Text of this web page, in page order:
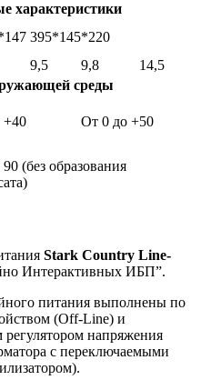
характеристики
395*145*220
9,5 9,8
14,5
среды
+40 От 0 до +50
(без образования
Stark Country Line-
Интерактивных ИБП”.
питания выполнены по
(Off-Line) и
напряжения
с переключаемыми